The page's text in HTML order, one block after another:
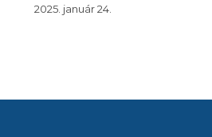
2025. január 24.